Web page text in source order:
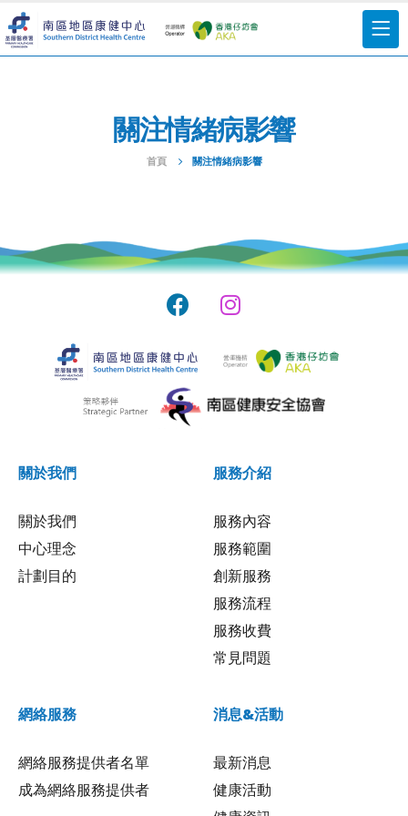
關注情緒病影響
首頁 關注情緒病影響
關於我們
關於我們
中心理念
計劃目的
服務介紹
服務內容
服務範圍
創新服務
服務流程
服務收費
常見問題
網絡服務
網絡服務提供者名單
成為網絡服務提供者
消息&活動
最新消息
健康活動